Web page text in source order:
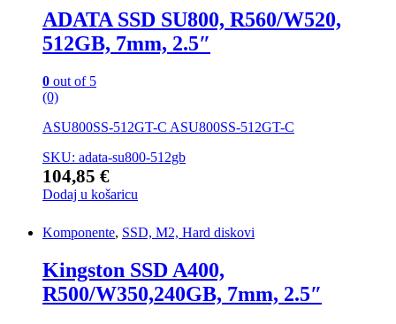
ADATA SSD SU800, R560/W520,
512GB, 7mm, 2.5″
0 out of 5
(0)
ASU800SS-512GT-C ASU800SS-512GT-C
SKU: adata-su800-512gb
104,85 €
Dodaj u košaricu
Komponente, SSD, M2, Hard diskovi
Kingston SSD A400,
R500/W350,240GB, 7mm, 2.5″